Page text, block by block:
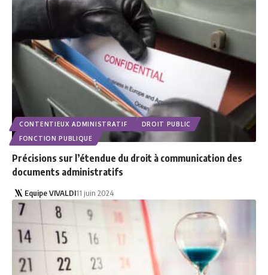
CONTENTIEUX ADMINISTRATIF
DROIT PUBLIC
FONCTION PUBLIQUE
Précisions sur l’étendue du droit à communication des
documents administratifs
Equipe VIVALDI11 juin 2024